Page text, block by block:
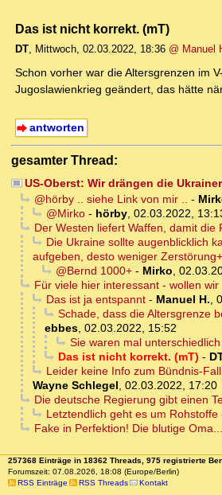
Das ist nicht korrekt. (mT)
DT, Mittwoch, 02.03.2022, 18:36 @ Manuel
Schon vorher war die Altersgrenzen im
Jugoslawienkrieg geändert, das hätte
antworten
gesamter Thread:
US-Oberst: Wir drängen die
@hörby .. siehe Link von mir .. -
@Mirko- hörby, 02.03.2022,
Der Westen liefert Waffen, damit
Die Ukraine sollte augenblicklich
aufgeben, desto weniger
@Bernd 1000+- Mirko,
Für viele hier interessant - wollen
Das ist ja entspannt- Manuel H.,
Schade, dass die Altersgrenze
ebbes, 02.03.2022, 15:52
Sie waren mal unterschiedlich
Das ist nicht korrekt. (mT) -
Leider keine Info zum Bündnis-
Wayne Schlegel, 02.03.2022, 17:20
Die deutsche Regierung gibt einen
Letztendlich geht es um
Fake in Perfektion! Die blutige Oma...
257368 Einträge in 18362 Threads, 975 registrierte
Forumszeit: 07.08.2026, 18:08 (Europe/Berlin)
RSS Einträge
RSS Threads Kontakt